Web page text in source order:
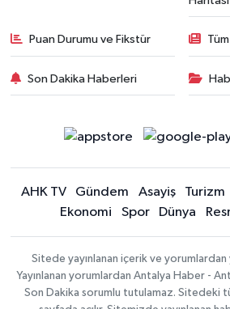
Puan Durumu ve Fikstür
Son Dakika Haberleri
AHK TV Gündem Asayiş Turizm
Ekonomi
Spor Dünya
Sitede yayınlanan içerik ve yorumlardan
Yayınlanan yorumlardan Antalya Haber -
Son Dakika sorumlu tutulamaz. Sitedeki